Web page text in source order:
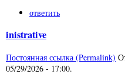
ответить
inistrative
Постоянная ссылка (Permalink)
05/29/2026 - 17:00.